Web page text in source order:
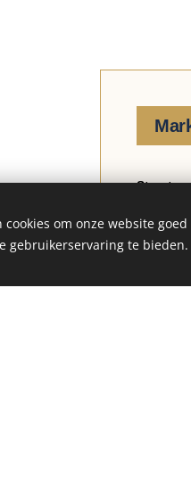
Aanbod-
cookies om onze website
gebruikerservaring te bieden.